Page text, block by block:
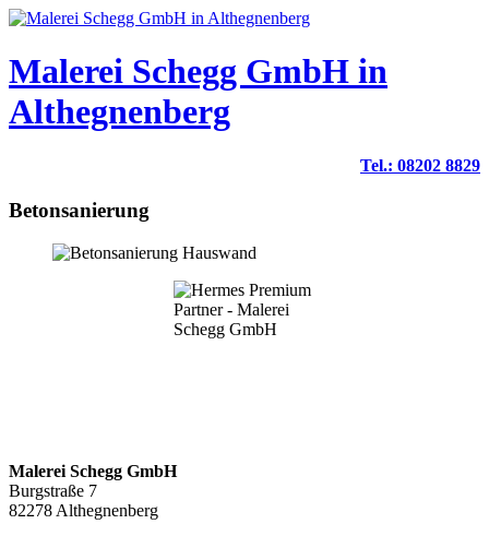
Malerei Schegg GmbH in
Althegnenberg
Tel.: 08202 8829
Betonsanierung
Malerei Schegg GmbH
Burgstraße 7
82278 Althegnenberg